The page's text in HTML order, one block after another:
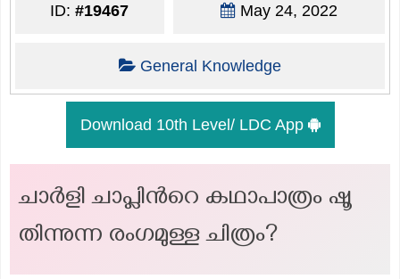
ID:#19467 May 24, 2022
General Knowledge
Download 10th Level/ LDC App
ചാർളി ചാപ്ലിന്‍റെ കഥാപാത്രം ഷൂ
തിന്നുന്ന രംഗമുള്ള ചിത്രം?